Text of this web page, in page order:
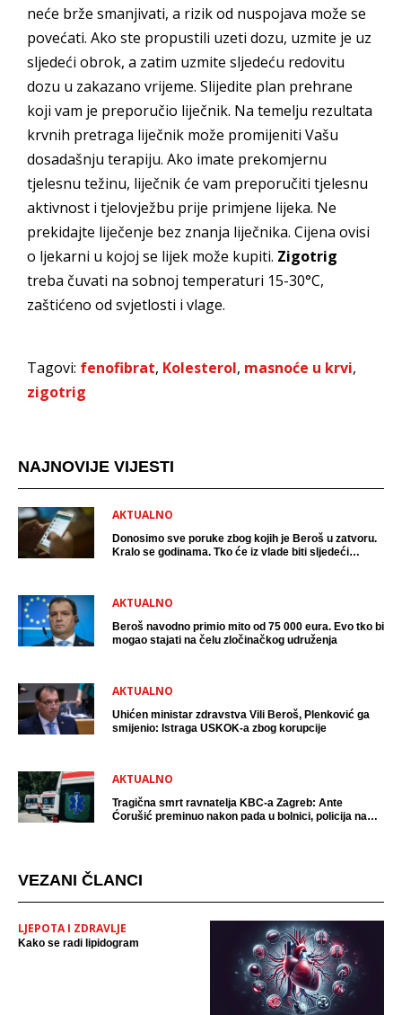
neće brže smanjivati, a rizik od nuspojava može se
povećati. Ako ste propustili uzeti dozu, uzmite je uz
sljedeći obrok, a zatim uzmite sljedeću redovitu
dozu u zakazano vrijeme. Slijedite plan prehrane
koji vam je preporučio liječnik. Na temelju rezultata
krvnih pretraga liječnik može promijeniti Vašu
dosadašnju terapiju. Ako imate prekomjernu
tjelesnu težinu, liječnik će vam preporučiti tjelesnu
aktivnost i tjelovježbu prije primjene lijeka. Ne
prekidajte liječenje bez znanja liječnika. Cijena ovisi
o ljekarni u kojoj se lijek može kupiti. Zigotrig
treba čuvati na sobnoj temperaturi 15-30°C,
zaštićeno od svjetlosti i vlage.
Tagovi: fenofibrat, Kolesterol, masnoće u krvi,
zigotrig
NAJNOVIJE VIJESTI
AKTUALNO
Donosimo sve poruke zbog kojih je Beroš u zatvoru.
Kralo se godinama. Tko će iz vlade biti sljedeći
AKTUALNO
Beroš navodno primio mito od 75 000 eura. Evo tko bi
mogao stajati na čelu zločinačkog udruženja
AKTUALNO
Uhićen ministar zdravstva Vili Beroš, Plenković ga
smijenio: Istraga USKOK-a zbog korupcije
AKTUALNO
Tragična smrt ravnatelja KBC-a Zagreb: Ante
Ćorušić preminuo nakon pada u bolnici, policija na
VEZANI ČLANCI
LJEPOTA I ZDRAVLJE
Kako se radi lipidogram